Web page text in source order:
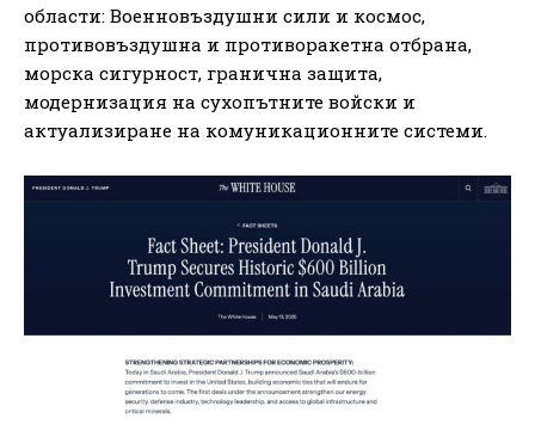
области: Военновъздушни сили и космос,
противовъздушна и противоракетна отбрана,
морска сигурност, гранична защита,
модернизация на сухопътните войски и
актуализиране на комуникационните системи.